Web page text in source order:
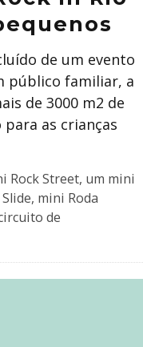
de um evento
público familiar, a
de 3000 m2 de
as crianças
Rock Street, um mini
mini Roda
de